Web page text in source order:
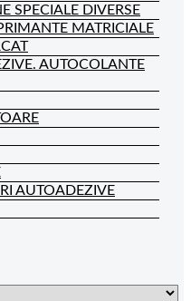
SPECIALE DIVERSE
MATRICIALE
AUTOCOLANTE
AUTOADEZIVE